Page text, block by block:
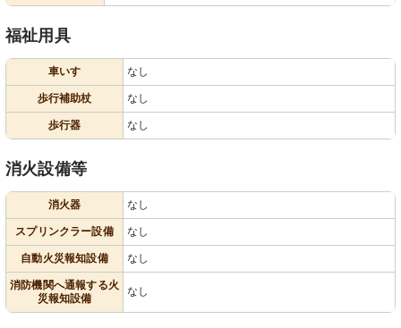
福祉用具
車いす なし
歩行補助杖 なし
歩行器 なし
消火設備等
消火器 なし
スプリンクラー設備 なし
自動火災報知設備 なし
消防機関へ通報する火
災報知設備
なし